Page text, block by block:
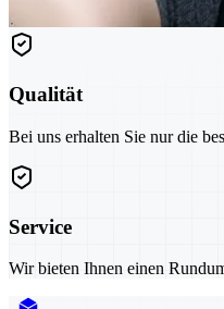
Qualität
Bei uns erhalten Sie nur die
Service
Wir bieten Ihnen einen